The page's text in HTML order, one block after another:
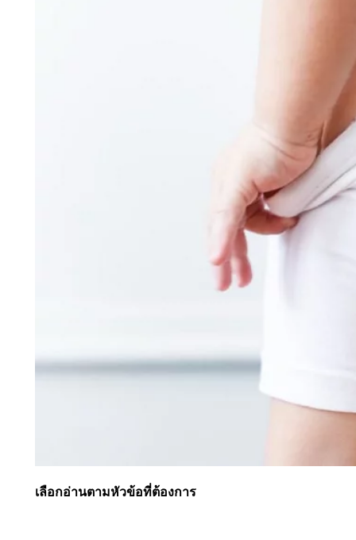
เลือกอ่านตามหัวข้อที่ต้องการ